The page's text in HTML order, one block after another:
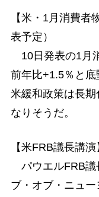
【米・1月消費者
表予定）
10日発表の1月
前年比+1.5％と底
米緩和政策は長
なりそうだ。
【米FRB議長講
パウエルFRB議
ブ・オブ・ニュ